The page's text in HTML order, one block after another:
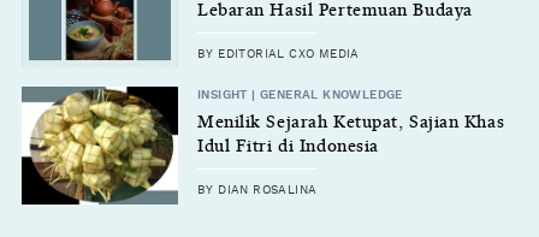
Lebaran Hasil Pertemuan Budaya
BY EDITORIAL CXO MEDIA
INSIGHT | GENERAL KNOWLEDGE
Menilik Sejarah Ketupat, Sajian Khas
Idul Fitri di Indonesia
BY DIAN ROSALINA